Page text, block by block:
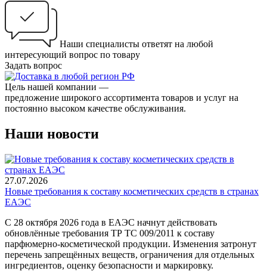
Наши специалисты ответят на любой
интересующий вопрос по товару
Задать вопрос
Цель нашей компании —
предложение широкого ассортимента товаров и услуг на
постоянно высоком качестве обслуживания.
Наши новости
27.07.2026
Новые требования к составу косметических средств в странах
ЕАЭС
С 28 октября 2026 года в ЕАЭС начнут действовать
обновлённые требования ТР ТС 009/2011 к составу
парфюмерно-косметической продукции. Изменения затронут
перечень запрещённых веществ, ограничения для отдельных
ингредиентов, оценку безопасности и маркировку.